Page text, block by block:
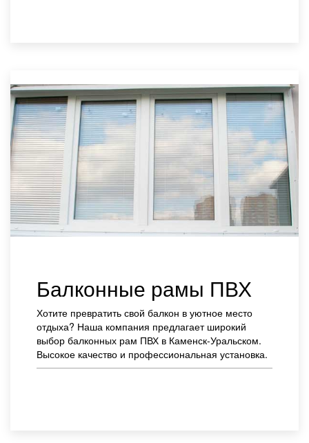
Балконные рамы ПВХ
Хотите превратить свой балкон в уютное место
отдыха? Наша компания предлагает широкий
выбор балконных рам ПВХ в Каменск-Уральском.
Высокое качество и профессиональная установка.